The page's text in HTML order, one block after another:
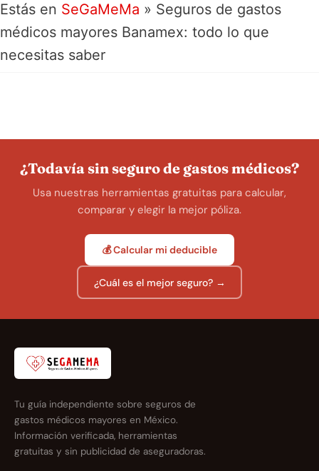
Estás en SeGaMeMa » Seguros de gastos
médicos mayores Banamex: todo lo que
necesitas saber
¿Todavía sin seguro de gastos médicos?
Usa nuestras herramientas gratuitas para calcular,
comparar y elegir la mejor póliza.
💰 Calcular mi deducible
¿Cuál es el mejor seguro? →
Tu guía independiente sobre seguros de
gastos médicos mayores en México.
Información verificada, herramientas
gratuitas y sin publicidad de aseguradoras.